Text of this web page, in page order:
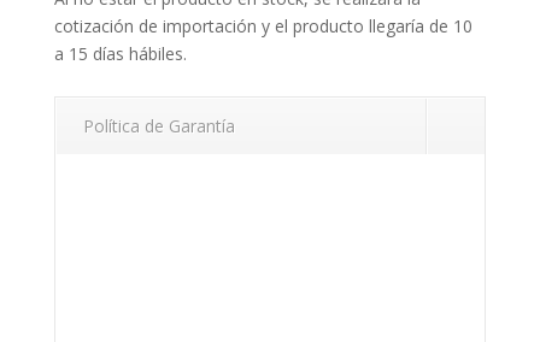
cotización de importación y el producto llegaría de 10
a 15 días hábiles.
Política de Garantía